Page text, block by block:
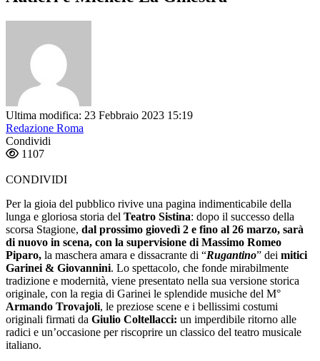
Ultima modifica: 23 Febbraio 2023 15:19
Redazione Roma
Condividi
1107
CONDIVIDI
Per la gioia del pubblico rivive una pagina indimenticabile della
lunga e gloriosa storia del Teatro Sistina: dopo il successo della
scorsa Stagione, dal prossimo giovedì 2 e fino al 26 marzo, sarà
di nuovo in scena, con la supervisione di Massimo Romeo
Piparo, la maschera amara e dissacrante di “Rugantino” dei mitici
Garinei & Giovannini. Lo spettacolo, che fonde mirabilmente
tradizione e modernità, viene presentato nella sua versione storica
originale, con la regia di Garinei le splendide musiche del M°
Armando Trovajoli, le preziose scene e i bellissimi costumi
originali firmati da Giulio Coltellacci: un imperdibile ritorno alle
radici e un’occasione per riscoprire un classico del teatro musicale
italiano.